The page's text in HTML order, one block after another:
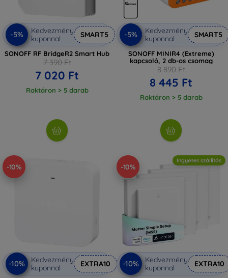
-5%
Kedvezmény
kuponnal
SMART5
SONOFF RF BridgeR2 Smart Hub
7 390 Ft
7 020 Ft
Raktáron > 5 darab
-5%
Kedvezmény
kuponnal
SMART5
SONOFF MINIR4 (Extreme)
kapcsoló, 2 db-os csomag
8 890 Ft
8 445 Ft
Raktáron > 5 darab
-10%
-10%
Kedvezmény
kuponnal
EXTRA10
-10%
Ingyenes szállítás
-10%
Kedvezmény
kuponnal
EXTRA10